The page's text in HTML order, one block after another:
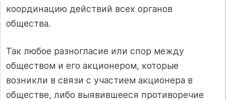
координацию действий всех органов
общества.
Так любое разногласие или спор между
обществом и его акционером, которые
возникли в связи с участием акционера в
обществе, либо выявившееся противоречие